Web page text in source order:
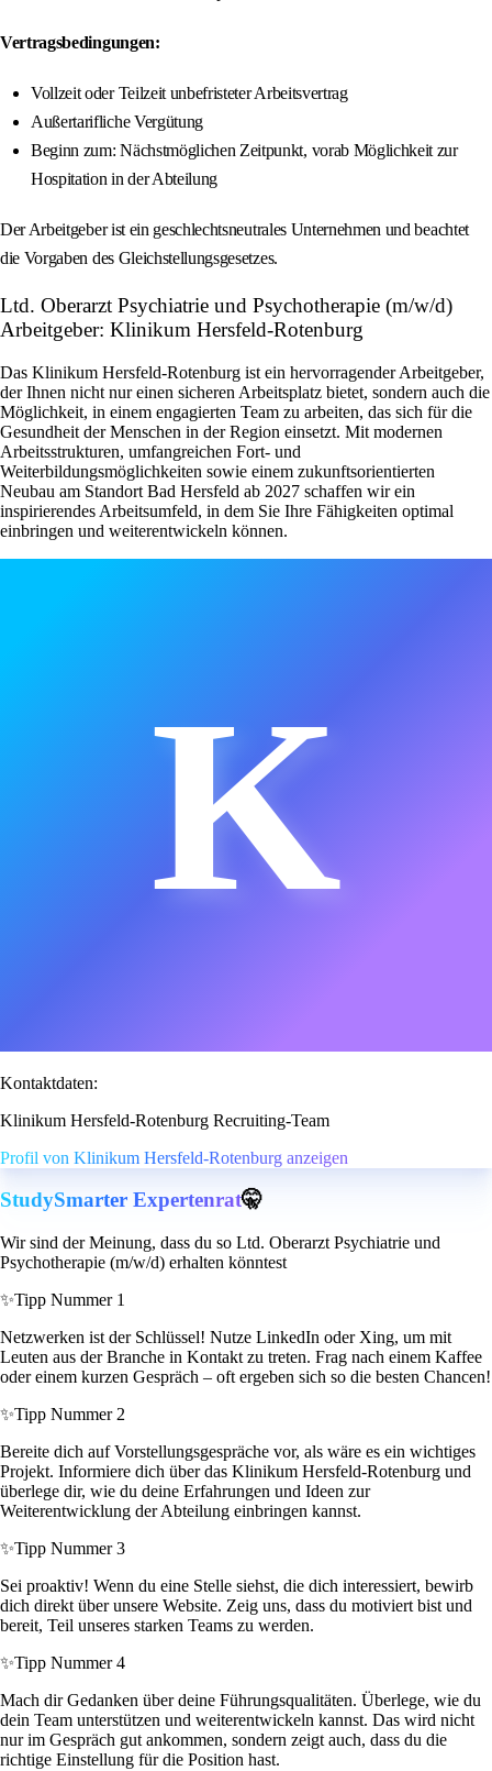
Vertragsbedingungen:
Vollzeit oder Teilzeit unbefristeter Arbeitsvertrag
Außertarifliche Vergütung
Beginn zum: Nächstmöglichen Zeitpunkt, vorab Möglichkeit zur
Hospitation in der Abteilung
Der Arbeitgeber ist ein geschlechtsneutrales Unternehmen und beachtet
die Vorgaben des Gleichstellungsgesetzes.
Ltd. Oberarzt Psychiatrie und Psychotherapie (m/w/d)
Arbeitgeber: Klinikum Hersfeld-Rotenburg
Das Klinikum Hersfeld-Rotenburg ist ein hervorragender Arbeitgeber,
der Ihnen nicht nur einen sicheren Arbeitsplatz bietet, sondern auch die
Möglichkeit, in einem engagierten Team zu arbeiten, das sich für die
Gesundheit der Menschen in der Region einsetzt. Mit modernen
Arbeitsstrukturen, umfangreichen Fort- und
Weiterbildungsmöglichkeiten sowie einem zukunftsorientierten
Neubau am Standort Bad Hersfeld ab 2027 schaffen wir ein
inspirierendes Arbeitsumfeld, in dem Sie Ihre Fähigkeiten optimal
einbringen und weiterentwickeln können.
K
Kontaktdaten:
Klinikum Hersfeld-Rotenburg Recruiting-Team
Profil von Klinikum Hersfeld-Rotenburg anzeigen
StudySmarter Expertenrat🤫
Wir sind der Meinung, dass du so Ltd. Oberarzt Psychiatrie und
Psychotherapie (m/w/d) erhalten könntest
✨Tipp Nummer 1
Netzwerken ist der Schlüssel! Nutze LinkedIn oder Xing, um mit
Leuten aus der Branche in Kontakt zu treten. Frag nach einem Kaffee
oder einem kurzen Gespräch – oft ergeben sich so die besten Chancen!
✨Tipp Nummer 2
Bereite dich auf Vorstellungsgespräche vor, als wäre es ein wichtiges
Projekt. Informiere dich über das Klinikum Hersfeld-Rotenburg und
überlege dir, wie du deine Erfahrungen und Ideen zur
Weiterentwicklung der Abteilung einbringen kannst.
✨Tipp Nummer 3
Sei proaktiv! Wenn du eine Stelle siehst, die dich interessiert, bewirb
dich direkt über unsere Website. Zeig uns, dass du motiviert bist und
bereit, Teil unseres starken Teams zu werden.
✨Tipp Nummer 4
Mach dir Gedanken über deine Führungsqualitäten. Überlege, wie du
dein Team unterstützen und weiterentwickeln kannst. Das wird nicht
nur im Gespräch gut ankommen, sondern zeigt auch, dass du die
richtige Einstellung für die Position hast.